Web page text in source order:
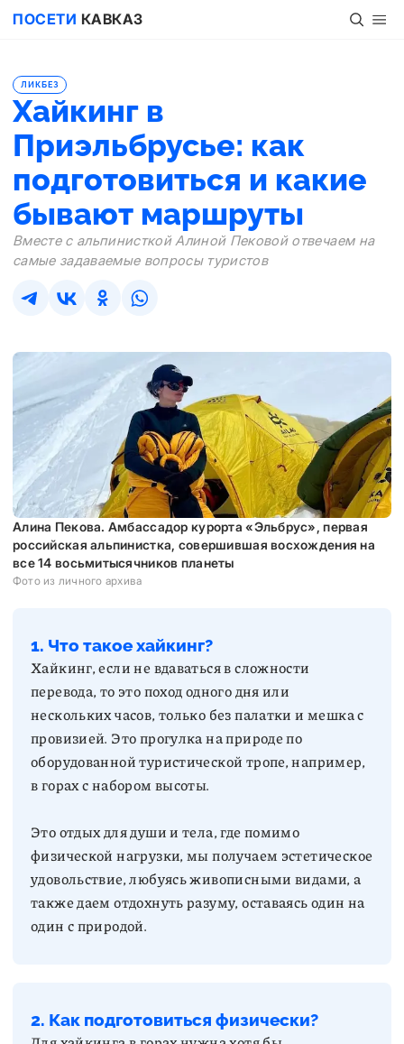
ПОСЕТИ КАВКАЗ
Хайкинг в
Приэльбрусье: как
подготовиться и какие
бывают маршруты
ЛИКБЕЗ
Вместе с альпинисткой Алиной Пековой отвечаем на
самые задаваемые вопросы туристов
Алина Пекова. Амбассадор курорта «Эльбрус», первая
российская альпинистка, совершившая восхождения на
все 14 восьмитысячников планеты
Фото из личного архива
1. Что такое хайкинг?
Хайкинг, если не вдаваться в сложности
перевода, то это поход одного дня или
нескольких часов, только без палатки и мешка с
провизией. Это прогулка на природе по
оборудованной туристической тропе, например,
Это отдых для души и тела, где помимо
физической нагрузки, мы получаем эстетическое
удовольствие, любуясь живописными видами, а
также даем отдохнуть разуму, оставаясь один на
один с природой.
2. Как подготовиться физически?